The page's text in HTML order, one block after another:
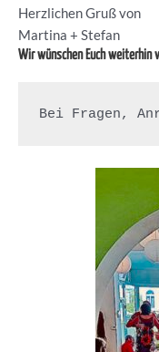
Herzlichen Gruß von
Martina + Stefan
Wir wünschen Euch weiterhin
Bei Fragen,